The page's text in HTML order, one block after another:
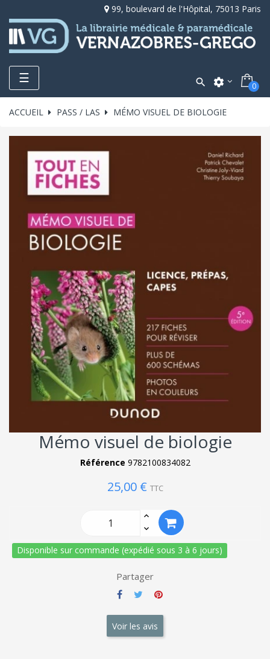
99, boulevard de l'Hôpital, 75013 Paris
Toggle
navigation
☰  settings 0
ACCUEIL PASS / LAS MÉMO VISUEL DE BIOLOGIE
Mémo visuel de biologie
Référence 9782100834082
25,00 € TTC
Disponible sur commande (expédié sous 3 à 6 jours)
Partager
Voir les avis